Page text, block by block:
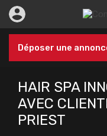
Déposer une
HAIR SPA
AVEC
PRIEST